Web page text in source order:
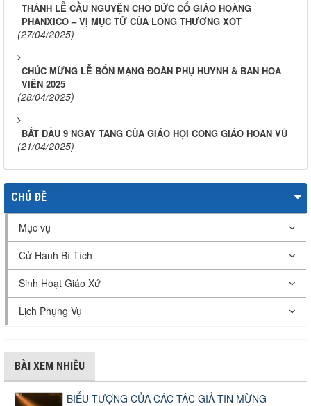
THÁNH LỄ CẦU NGUYỆN CHO ĐỨC CỐ GIÁO HOÀNG
PHANXICÔ – VỊ MỤC TỬ CỦA LÒNG THƯƠNG XÓT
(27/04/2025)
CHÚC MỪNG LỄ BỔN MẠNG ĐOÀN PHỤ HUYNH & BAN HOA
VIÊN 2025
(28/04/2025)
BẮT ĐẦU 9 NGÀY TANG CỦA GIÁO HỘI CÔNG GIÁO HOÀN VŨ
(21/04/2025)
CHỦ ĐỀ
Mục vụ
Cử Hành Bí Tích
Sinh Hoạt Giáo Xứ
Lịch Phụng Vụ
BÀI XEM NHIỀU
BIỂU TƯỢNG CỦA CÁC TÁC GIẢ TIN MỪNG